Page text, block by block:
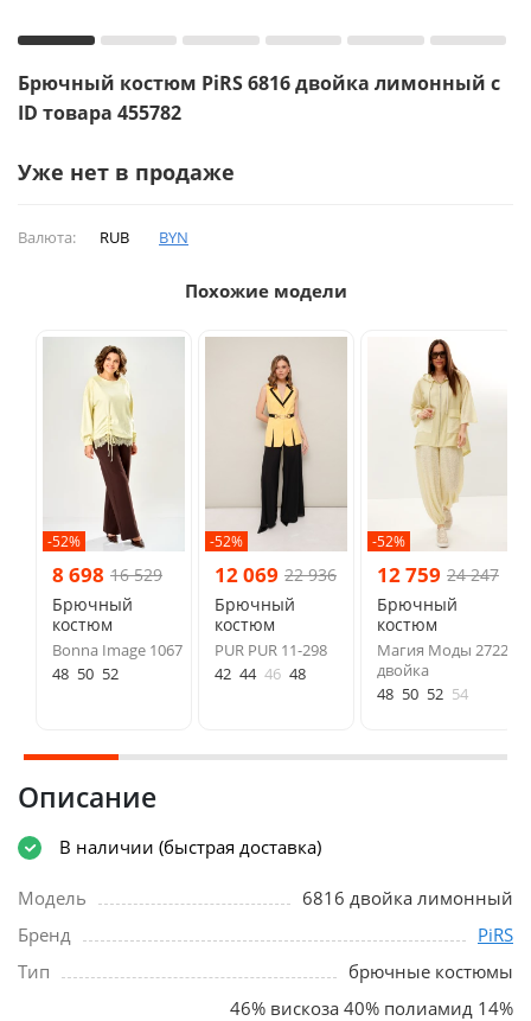
Брючный костюм PiRS 6816 двойка лимонный с
ID товара 455782
Уже нет в продаже
Валюта: RUB BYN
Похожие модели
-52%
8 698 16 529
Брючный
костюм
Bonna Image 1067
48 50 52
-52%
12 069 22 936
Брючный
костюм
PUR PUR 11-298
42 44 46 48
-52%
12 759 24 247
Брючный
костюм
Магия Моды 2722
двойка
48 50 52 54
Описание
В наличии (быстрая доставка)
Модель
6816 двойка лимонный
Бренд
PiRS
Тип
брючные костюмы
46% вискоза 40% полиамид 14%